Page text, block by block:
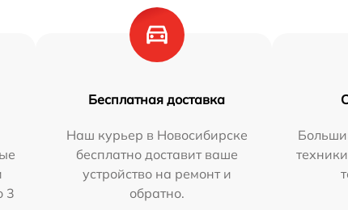
3
Бесплатная доставка
Наш курьер в Новосибирске
бесплатно доставит ваше
устройство на ремонт и
обратно.